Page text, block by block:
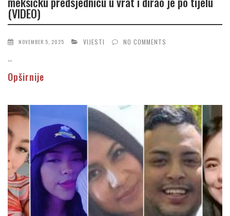
(VIDEO)
NOVEMBER 5, 2025 VIJESTI NO COMMENTS
...
Opširnije